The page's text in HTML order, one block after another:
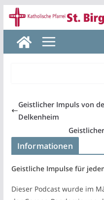
Zum
Inhalt
springen
Geistlicher Impuls von
Delkenheim
Informationen
Geistliche Impulse für
Dieser Podcast wurde im